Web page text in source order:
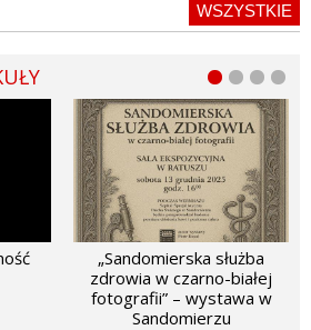
WSZYSTKIE
„Sandomierska służba
zdrowia w czarno-białej
fotografii” – wystawa w
Sandomierzu